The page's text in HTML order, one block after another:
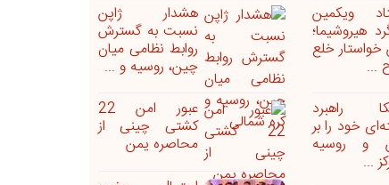
ویکمین
هیروشیما؛
خواستار خلع
...
راهبرد
خود را بر
و روسیه
...
هشدار ژاپن
نسبت به گسترش
روابط نظامی میان
چین، روسیه و ...
عبور امن 22
کشتی چینی از
محاصره یمن